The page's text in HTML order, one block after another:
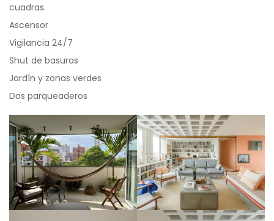
cuadras.
Ascensor
Vigilancia 24/7
Shut de basuras
Jardín y zonas verdes
Dos parqueaderos